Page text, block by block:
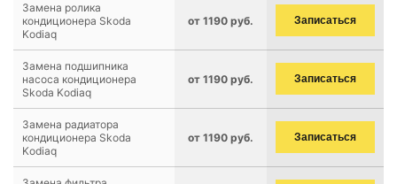
Замена ролика
кондиционера Skoda
Kodiaq
от 1190 руб. Записаться
Замена подшипника
насоса кондиционера
Skoda Kodiaq
от 1190 руб. Записаться
Замена радиатора
кондиционера Skoda
Kodiaq
от 1190 руб. Записаться